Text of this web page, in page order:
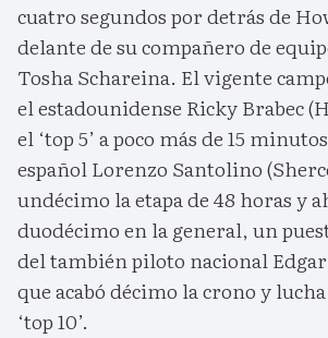
cuatro segundos por detrás de
delante de su compañero de
Tosha Schareina. El vigente
el estadounidense Ricky Brabec
el ‘top 5’ a poco más de 15
español Lorenzo Santolino
undécimo la etapa de 48 horas y
duodécimo en la general, un
del también piloto nacional
que acabó décimo la crono y
‘top 10’.